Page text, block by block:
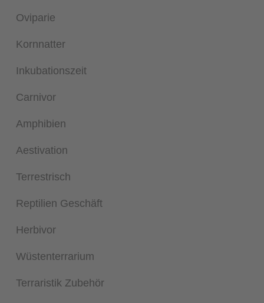
Oviparie
Kornnatter
Inkubationszeit
Carnivor
Amphibien
Aestivation
Terrestrisch
Reptilien Geschäft
Herbivor
Wüstenterrarium
Terraristik Zubehör